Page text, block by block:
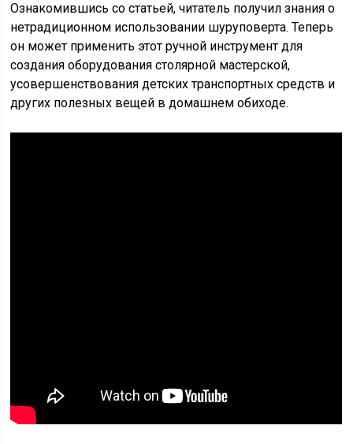
Ознакомившись со статьей, читатель получил знания о
нетрадиционном использовании шуруповерта. Теперь
он может применить этот ручной инструмент для
создания оборудования столярной мастерской,
усовершенствования детских транспортных средств и
других полезных вещей в домашнем обиходе.